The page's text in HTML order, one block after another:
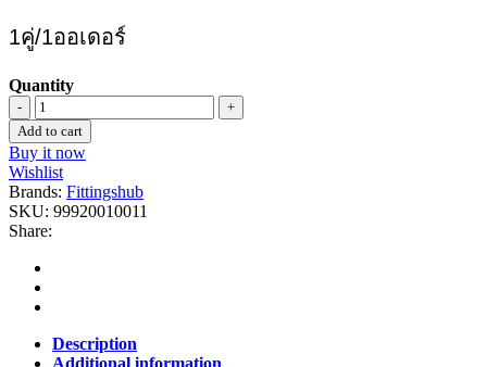
1คู่/1ออเดอร์
Quantity
แป้น
รับ
ราว
นิ
ก
3/4
quantity
Add to cart
Buy it now
Wishlist
Brands: Fittingshub
SKU: 99920010011
Share:
Description
Additional information